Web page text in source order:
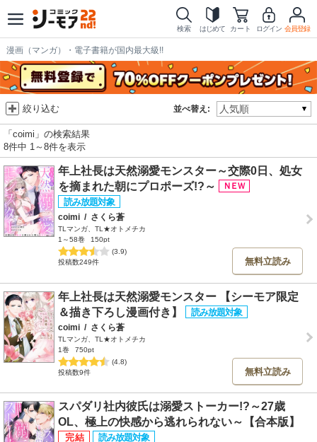
検索 はじめて カート ログイン 会員登録
漫画（マンガ）・電子書籍が国内最大級!!
並べ替え:
絞り込む
「coimi」の検索結果
8件中 1～8件を表示
年上社長は天然溺愛モンスター～交際0日、処女
を摘まれた朝にプロポーズ!?～
coimi / さくら蒼
TLマンガ、TL★オトメチカ
1～58巻
150pt
(3.9)
投稿数249件
無料立読み
年上社長は天然溺愛モンスター 【シーモア限定
＆描き下ろし漫画付き】
coimi / さくら蒼
TLマンガ、TL★オトメチカ
1巻
750pt
(4.8)
投稿数9件
無料立読み
スパダリ社内彼氏は溺愛ストーカー!?～27歳
OL、極上の快感から逃れられない～【合本版】